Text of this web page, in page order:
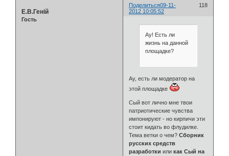
Поделиться 118
09-11-
2012 10:05:52
Е.В.Геній
Гость
Ау! Есть ли
жизнь на данной
площадке?
Ау, есть ли модератор на
этой площадке
Сый вот лично мне твои
патриотические чувства
импонируют - но кирпичи эти
стоит кидать во флудилке.
Тема ветки о чем?Сборник
русских средств
разработки иликак Сый на